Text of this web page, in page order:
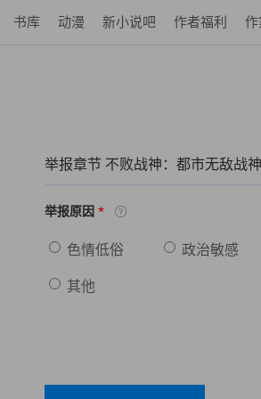
书库 动漫 新小说吧 作者福利 作
举报章节 不败战神：都市无敌
举报原因 *
色情低俗 政治敏感
其他